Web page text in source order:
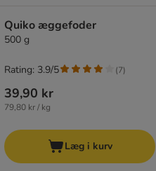
Quiko æggefoder
500 g
39,90 kr
79,80 kr / kg
Rating: 3.9/5 (7)
Læg i kurv